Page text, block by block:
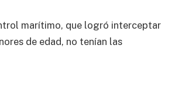
marítimo, que logró interceptar
de edad, no tenían las